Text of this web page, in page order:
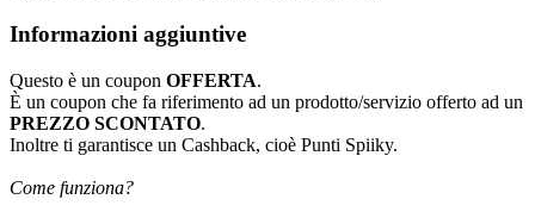
Informazioni aggiuntive
Questo è un coupon OFFERTA.
È un coupon che fa riferimento ad un prodotto/servizio offerto ad un
PREZZO SCONTATO.
Inoltre ti garantisce un Cashback, cioè Punti Spiiky.
Come funziona?